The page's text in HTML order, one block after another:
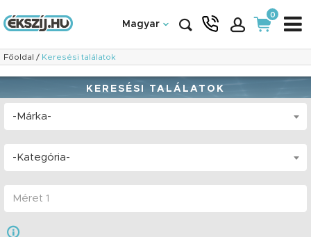
Magyar
0
Főoldal / Keresési találatok
KERESÉSI TALÁLATOK
-Márka-
-Kategória-